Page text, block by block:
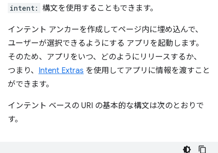
intent: 構文を使用することもできます。
インテント アンカーを作成してページ内に埋め込んで、
ユーザーが選択できるようにする アプリを起動します。
そのため、アプリをいつ、どのようにリリースするか、
つまり、 Intent Extras を使用してアプリに情報を渡すこと
ができます。
インテント ベースの URI の基本的な構文は次のとおりで
す。